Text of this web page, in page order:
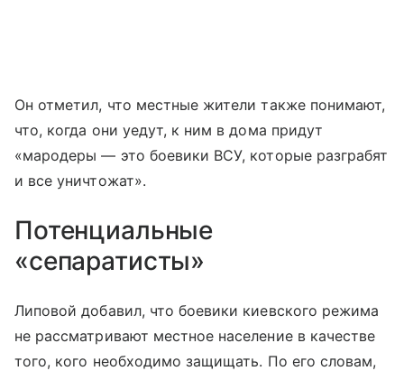
Он отметил, что местные жители также понимают,
что, когда они уедут, к ним в дома придут
«мародеры — это боевики ВСУ, которые разграбят
и все уничтожат».
Потенциальные
«сепаратисты»
Липовой добавил, что боевики киевского режима
не рассматривают местное население в качестве
того, кого необходимо защищать. По его словам,